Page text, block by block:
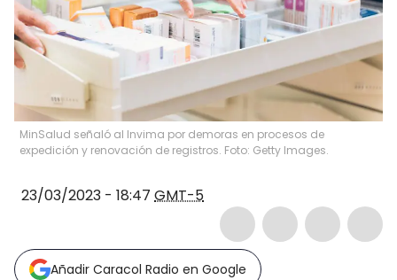
MinSalud señaló al Invima por demoras en procesos de
expedición y renovación de registros. Foto: Getty Images.
23/03/2023 - 18:47 GMT-5
Añadir Caracol Radio en Google